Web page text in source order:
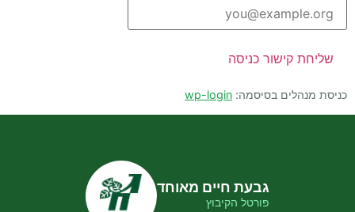
שליחת קישור כניסה
כניסת מנהלים בסיסמה: wp-login
גבעת חיים מאוחד
פורטל הקיבוץ